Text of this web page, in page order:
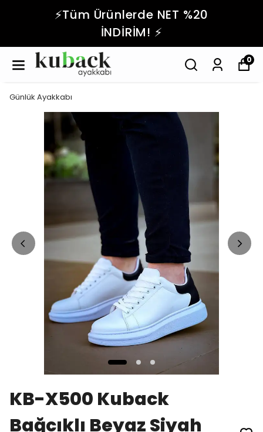
⚡️Tüm Ürünlerde NET %20
İNDİRİM! ⚡️
0
Günlük Ayakkabı
KB-X500 Kuback
Bağcıklı Beyaz Siyah